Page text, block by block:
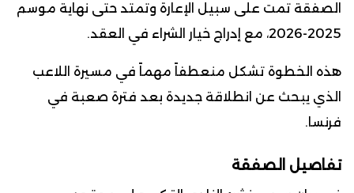
الصفقة تمت على سبيل الإعارة وتمتد حتى نهاية موسم
2025-2026، مع إدراج خيار الشراء في العقد.
هذه الخطوة تشكل منعطفاً مهماً في مسيرة اللاعب
الذي يبحث عن انطلاقة جديدة بعد فترة صعبة في
فرنسا.
تفاصيل الصفقة